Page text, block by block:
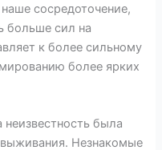
сосредоточение,
больше сил на
к более сильному
более ярких
была
Незнакомые